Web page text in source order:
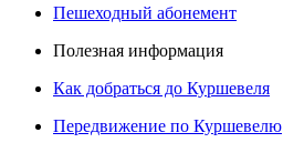
Пешеходный абонемент
Полезная информация
Как добраться до Куршевеля
Передвижение по Куршевелю